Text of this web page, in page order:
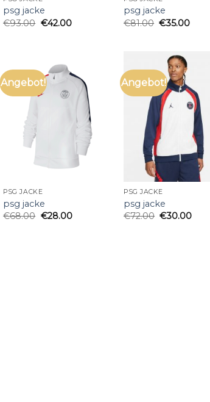
psg jacke
€93.00 €42.00
psg jacke
€81.00 €35.00
Angebot!
PSG JACKE
psg jacke
€68.00 €28.00
Angebot!
PSG JACKE
psg jacke
€72.00 €30.00